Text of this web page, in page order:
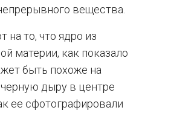
вещества.
то, что ядро из
материи, как показало
быть похоже на
дыру в центре
ее сфотографировали